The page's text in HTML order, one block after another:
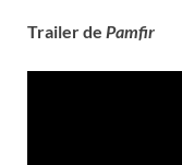
Trailer de Pamfir